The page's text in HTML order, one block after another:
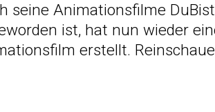
seine Animationsfilme
ist, hat nun wieder
erstellt.